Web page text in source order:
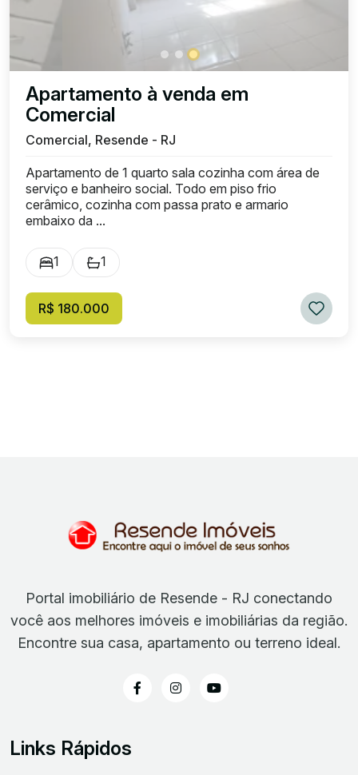
Apartamento à venda em
Comercial
Comercial, Resende - RJ
Apartamento de 1 quarto sala cozinha com área de
serviço e banheiro social. Todo em piso frio
cerâmico, cozinha com passa prato e armario
embaixo da ...
1 1
R$ 180.000
Portal imobiliário de Resende - RJ conectando
você aos melhores imóveis e imobiliárias da região.
Encontre sua casa, apartamento ou terreno ideal.
Links Rápidos